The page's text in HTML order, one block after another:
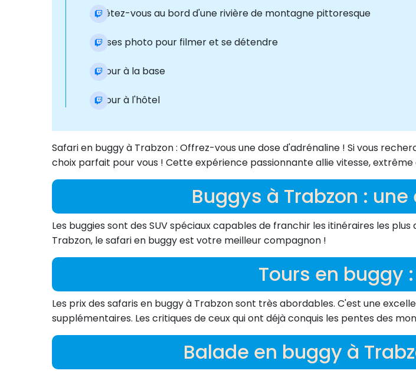
Arrêtez-vous au bord d'une rivière de montagne pittoresque
Pauses photo pour filmer et se détendre
Retour à la base
Retour à l'hôtel
Safari en buggy à Trabzon : Offrez-vous une dose d'adrénaline ! Si vous
choix parfait pour vous ! Cette expérience passionnante allie vitesse,
Buggys à Trabzon :
Les buggies sont des SUV spéciaux capables de franchir les itinéraires les
Trabzon, le safari en buggy est votre meilleur compagnon !
Tours en buggy
Les prix des safaris en buggy à Trabzon sont très abordables. C'est une
supplémentaires. Les critiques de ceux qui ont déjà conquis les pentes des
Balade en buggy à